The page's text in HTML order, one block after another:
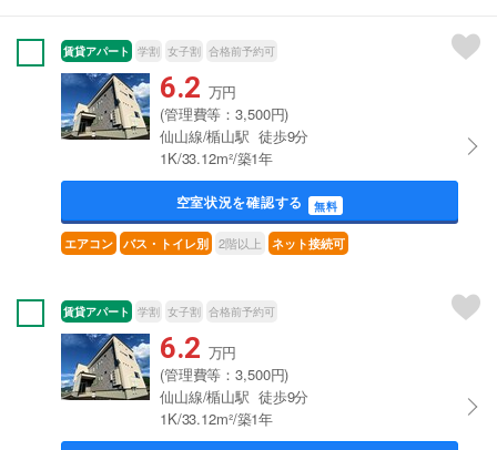
賃貸アパート 学割 女子割 合格前予約可
6.2 万円
(管理費等：3,500円)
仙山線/楯山駅 徒歩9分
1K/33.12m²/築1年
空室状況を確認する 無料
エアコン バス・トイレ別 2階以上 ネット接続可
賃貸アパート 学割 女子割 合格前予約可
6.2 万円
(管理費等：3,500円)
仙山線/楯山駅 徒歩9分
1K/33.12m²/築1年